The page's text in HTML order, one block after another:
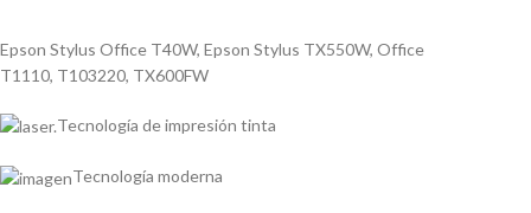
Epson Stylus Office T40W, Epson Stylus TX550W, Office
T1110, T103220, TX600FW
Tecnología de impresión tinta
Tecnología moderna